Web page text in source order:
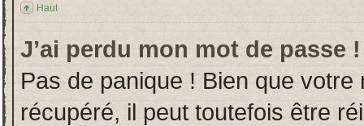
Haut
J’ai perdu mon mot de passe !
Pas de panique ! Bien que
récupéré, il peut toutefois être